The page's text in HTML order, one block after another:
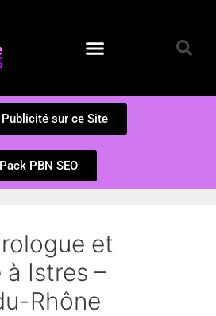
sur ce Site
Pack PBN SEO
et
Istres –
Rhône